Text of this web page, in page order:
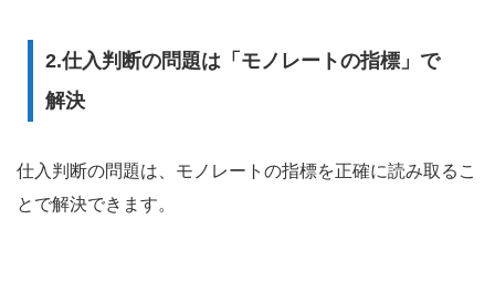
2.仕入判断の問題は「モノレートの指標」で
解決
仕入判断の問題は、モノレートの指標を正確に読み取るこ
とで解決できます。